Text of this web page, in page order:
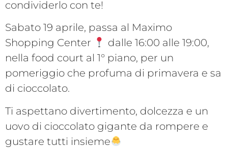
condividerlo con te!
Sabato 19 aprile, passa al Maximo
Shopping Center
dalle 16:00 alle 19:00,
nella food court al 1° piano, per un
pomeriggio che profuma di primavera e sa
di cioccolato.
Ti aspettano divertimento, dolcezza e un
uovo di cioccolato gigante da rompere e
gustare tutti insieme